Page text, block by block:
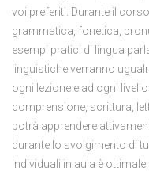
voi preferiti. Durante il
grammatica, fonetica,
esempi pratici di lingua
linguistiche verranno
ogni lezione e ad ogni
comprensione, scrittura,
potrà apprendere
durante lo svolgimento di
Individuali in aula è